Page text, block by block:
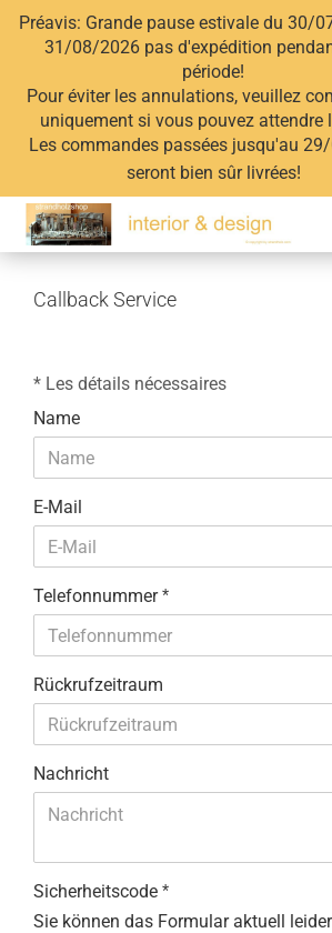
Préavis: Grande pause estivale du 30/
31/08/2026 pas d'expédition
période!
Pour éviter les annulations, veuillez
uniquement si vous pouvez attendre
Les commandes passées jusqu'au
seront bien sûr livrées!
Callback Service
CALLBACK
SERVICE
* Les détails nécessaires
Name
E-Mail
Telefonnummer
Rückrufzeitraum
Nachricht
Sicherheitscode
Sie können das Formular aktuell